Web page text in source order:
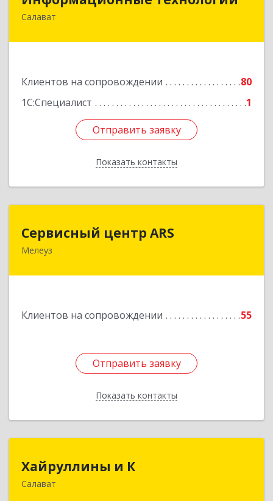
Салават
Клиентов на сопровождении
80
1С:Специалист
1
Отправить заявку
Показать контакты
Отправить заявку
Назад
Сервисный центр ARS
Мелеуз
Клиентов на сопровождении 55
Отправить заявку
Показать контакты
Отправить заявку
Назад
Хайруллины и К
Салават